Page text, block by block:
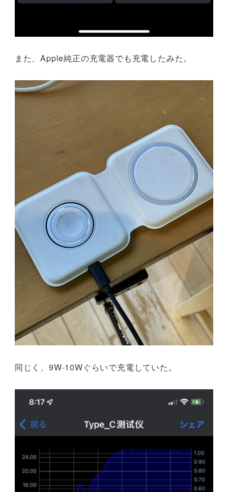
また、Apple純正の充電器でも充電したみた。
同じく、9W-10Wぐらいで充電していた。